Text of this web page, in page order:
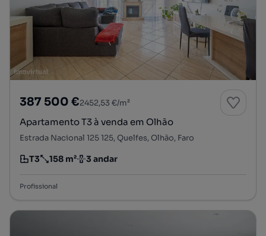
387 500 €2452,53 €/m²
Apartamento T3 à venda em Olhão
Estrada Nacional 125 125, Quelfes, Olhão, Faro
Tipologia
T3
Preço por metro quadrado
158 m²
Andar 3 andar
Profissional